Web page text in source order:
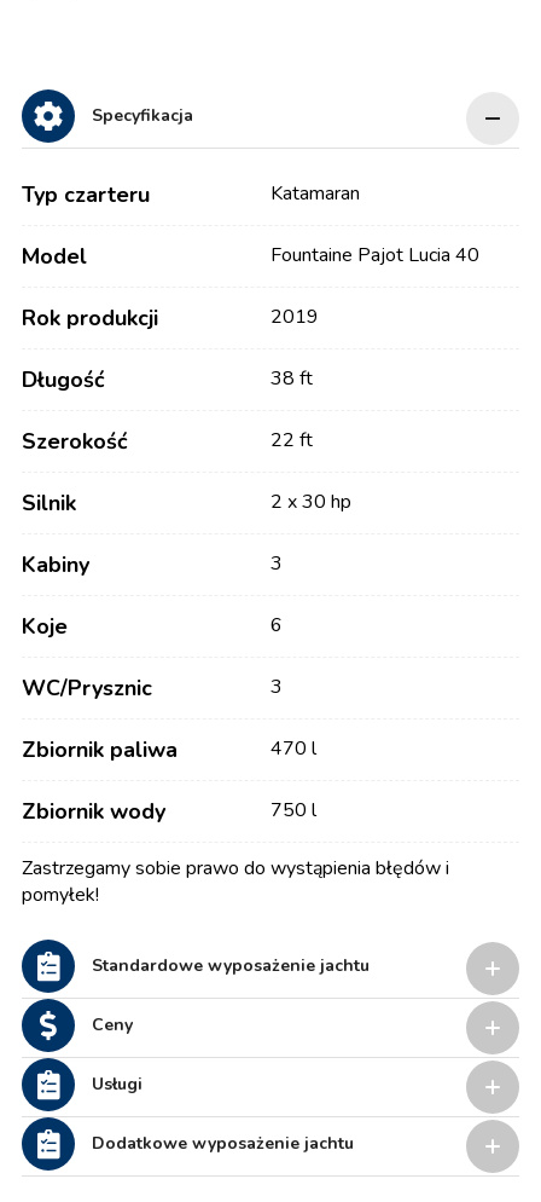
Specyfikacja
Typ czarteru Katamaran
Model Fountaine Pajot Lucia 40
Rok produkcji 2019
Długość 38 ft
Szerokość 22 ft
Silnik 2 x 30 hp
Kabiny 3
Koje 6
WC/Prysznic 3
Zbiornik paliwa 470 l
Zbiornik wody 750 l
Zastrzegamy sobie prawo do wystąpienia błędów i
pomyłek!
Standardowe wyposażenie jachtu
Ceny
Usługi
Dodatkowe wyposażenie jachtu